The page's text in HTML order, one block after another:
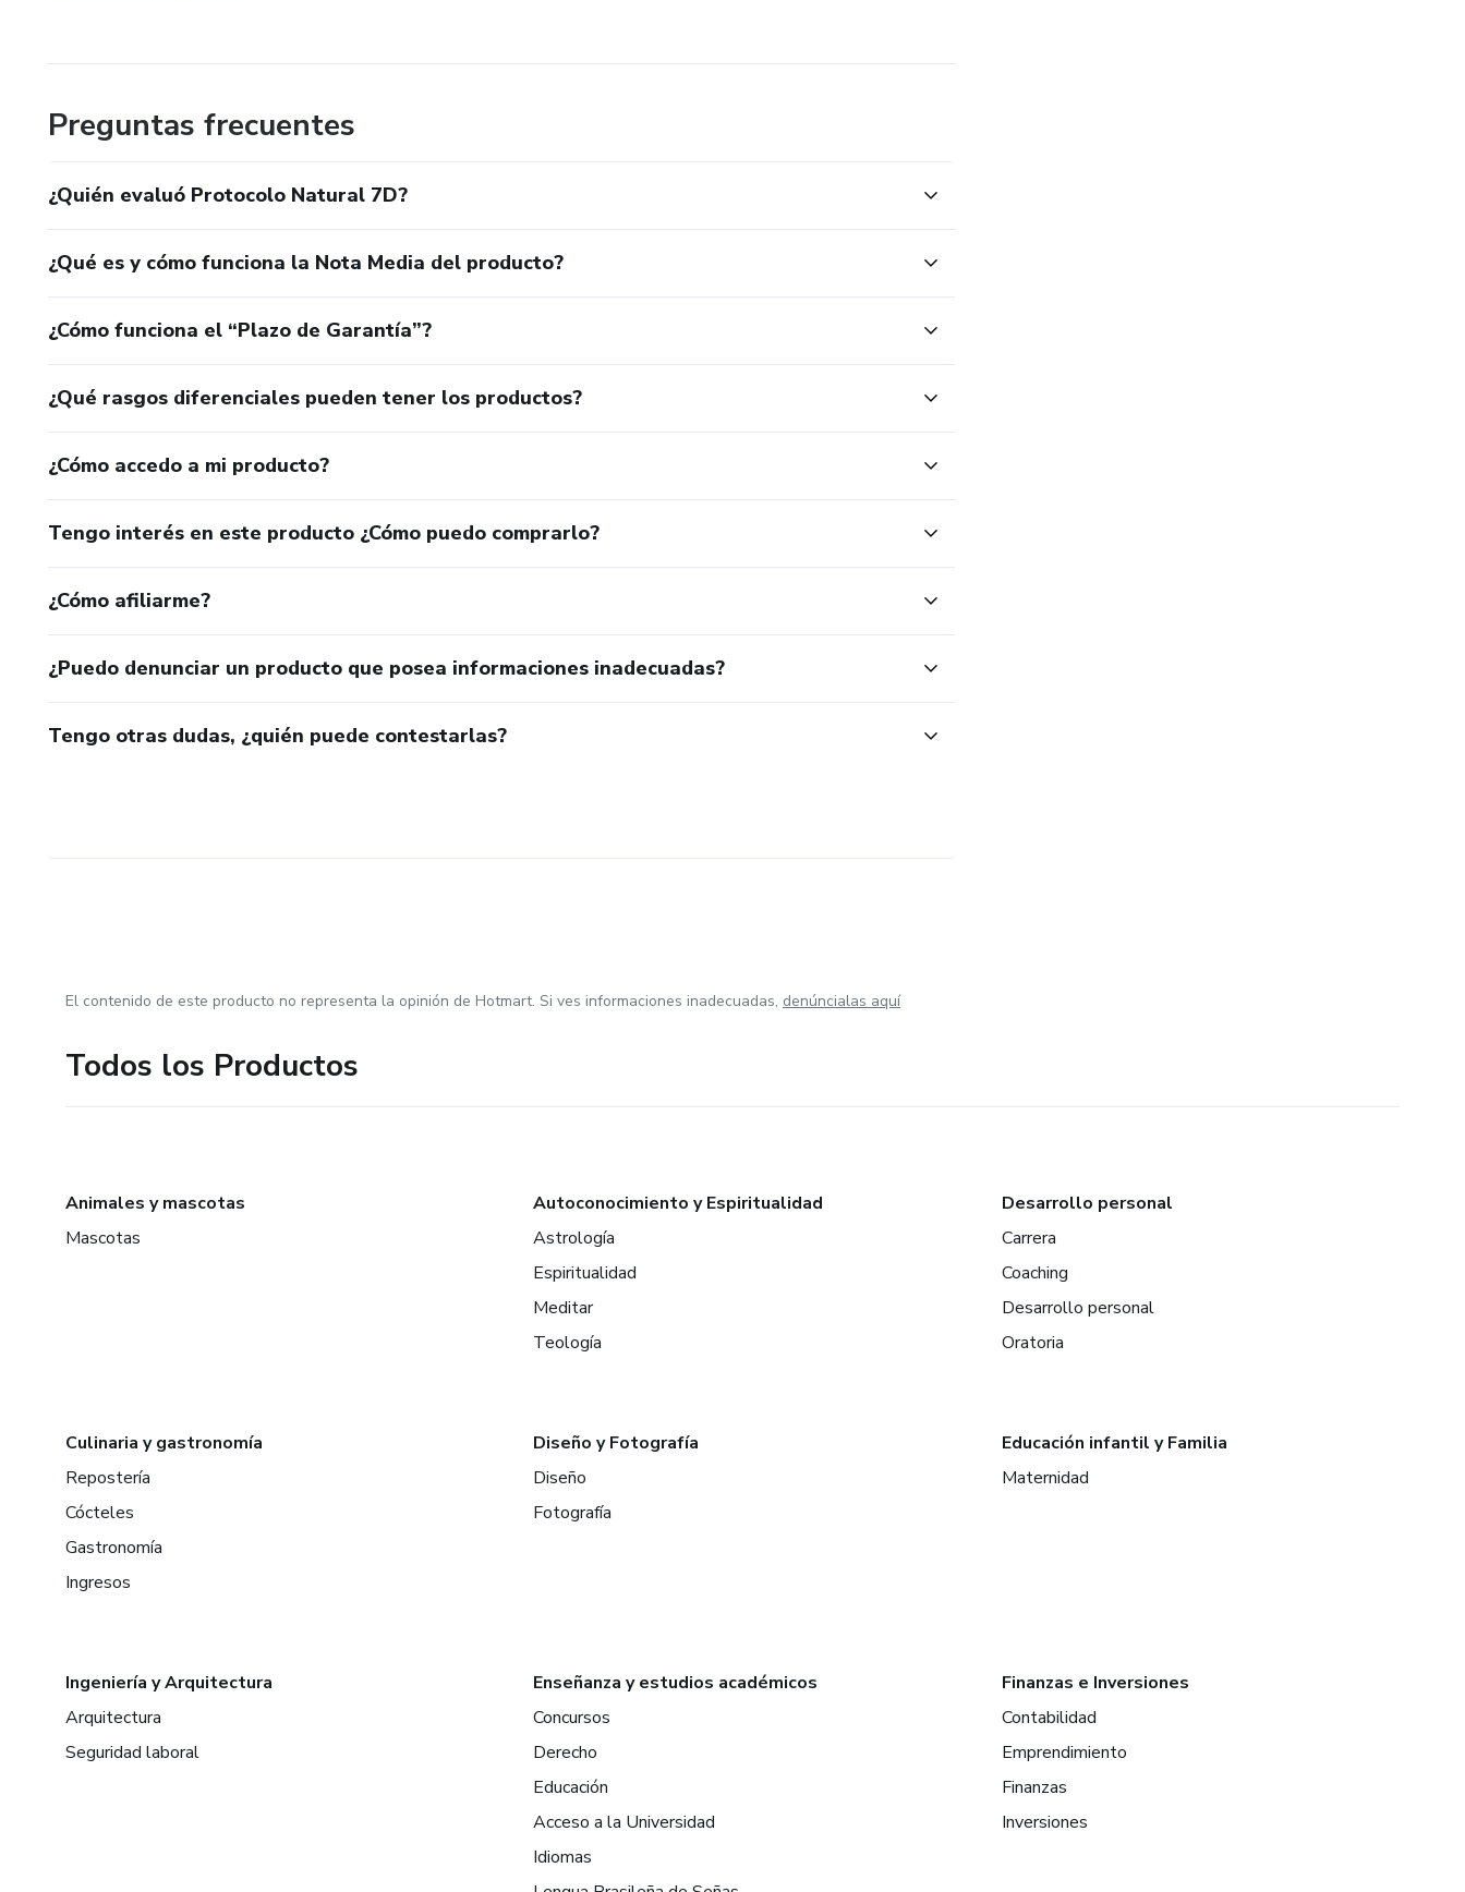
Preguntas frecuentes
¿Quién evaluó Protocolo Natural 7D?
¿Qué es y cómo funciona la Nota Media del producto?
¿Cómo funciona el “Plazo de Garantía”?
¿Qué rasgos diferenciales pueden tener los productos?
¿Cómo accedo a mi producto?
Tengo interés en este producto ¿Cómo puedo comprarlo?
¿Cómo afiliarme?
¿Puedo denunciar un producto que posea informaciones inadecuadas?
Tengo otras dudas, ¿quién puede contestarlas?
El contenido de este producto no representa la opinión de Hotmart. Si ves informaciones inadecuadas, denúncialas aquí
Todos los Productos
Animales y mascotas
Mascotas
Autoconocimiento y Espiritualidad
Astrología
Espiritualidad
Meditar
Teología
Desarrollo personal
Carrera
Coaching
Desarrollo personal
Oratoria
Culinaria y gastronomía
Repostería
Cócteles
Gastronomía
Ingresos
Diseño y Fotografía
Diseño
Fotografía
Educación infantil y Familia
Maternidad
Ingeniería y Arquitectura
Arquitectura
Seguridad laboral
Enseñanza y estudios académicos
Concursos
Derecho
Educación
Acceso a la Universidad
Idiomas
Finanzas e Inversiones
Contabilidad
Emprendimiento
Finanzas
Inversiones